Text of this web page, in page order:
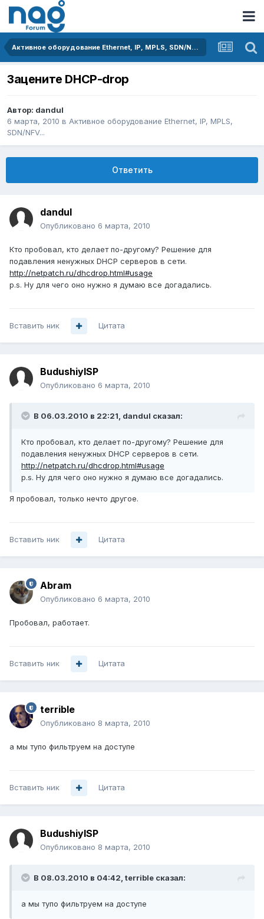
Активное оборудование Ethernet, IP, MPLS, SDN/NFV...
Зацените DHCP-drop
Автор: dandul
6 марта, 2010 в Активное оборудование Ethernet, IP, MPLS,
SDN/NFV...
Ответить
dandul
Опубликовано 6 марта, 2010
Кто пробовал, кто делает по-другому? Решение для
подавления ненужных DHCP серверов в сети.
http://netpatch.ru/dhcdrop.html#usage
p.s. Ну для чего оно нужно я думаю все догадались.
Вставить ник Цитата
BudushiyISP
Опубликовано 6 марта, 2010
В 06.03.2010 в 22:21, dandul сказал:
Кто пробовал, кто делает по-другому? Решение для
подавления ненужных DHCP серверов в сети.
http://netpatch.ru/dhcdrop.html#usage
p.s. Ну для чего оно нужно я думаю все догадались.
Я пробовал, только нечто другое.
Вставить ник Цитата
Abram
Опубликовано 6 марта, 2010
Пробовал, работает.
Вставить ник Цитата
terrible
Опубликовано 8 марта, 2010
а мы тупо фильтруем на доступе
Вставить ник Цитата
BudushiyISP
Опубликовано 8 марта, 2010
В 08.03.2010 в 04:42, terrible сказал:
а мы тупо фильтруем на доступе